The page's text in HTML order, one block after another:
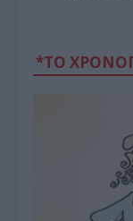
*ΤΟ